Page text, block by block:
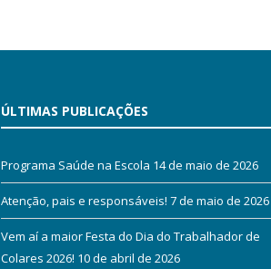
ÚLTIMAS PUBLICAÇÕES
Programa Saúde na Escola 14 de maio de 2026
Atenção, pais e responsáveis! 7 de maio de 2026
Vem aí a maior Festa do Dia do Trabalhador de
Colares 2026! 10 de abril de 2026